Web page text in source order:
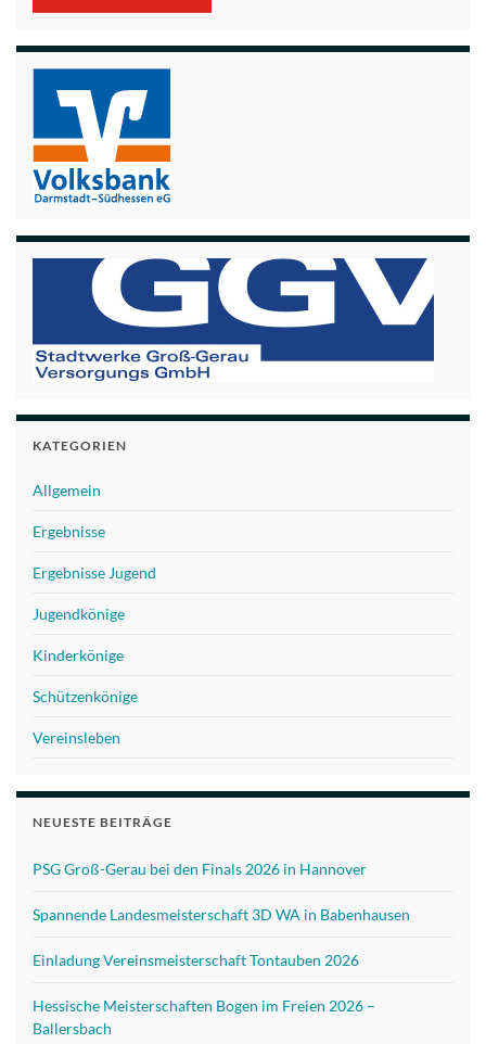
KATEGORIEN
Allgemein
Ergebnisse
Ergebnisse Jugend
Jugendkönige
Kinderkönige
Schützenkönige
Vereinsleben
NEUESTE BEITRÄGE
PSG Groß-Gerau bei den Finals 2026 in Hannover
Spannende Landesmeisterschaft 3D WA in Babenhausen
Einladung Vereinsmeisterschaft Tontauben 2026
Hessische Meisterschaften Bogen im Freien 2026 –
Ballersbach